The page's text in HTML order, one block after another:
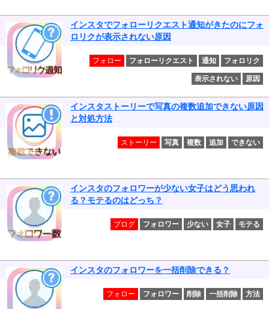
インスタでフォローリクエスト通知がきたのにフォ
ロリクが表示されない原因
フォロー フォローリクエスト 通知 フォロリク
表示されない 原因
インスタストーリーで写真の複数追加できない原因
と対処方法
ストーリー 写真 複数 追加 できない
インスタのフォロワーが少ない女子はどう思われ
る？モテるのはどっち？
ブログ フォロワー 少ない 女子 モテる
インスタのフォロワーを一括削除できる？
フォロー フォロワー 削除 一括削除 方法